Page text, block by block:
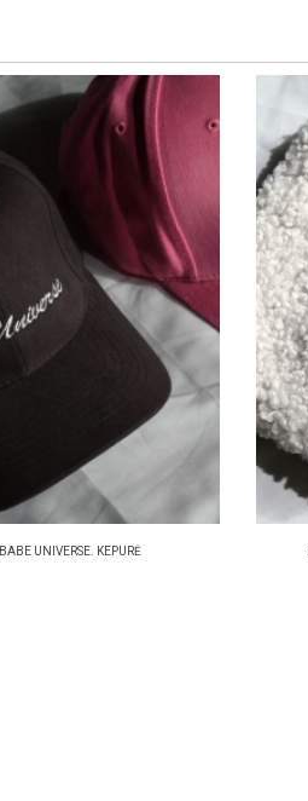
BABE UNIVERSE. KEPURĖ